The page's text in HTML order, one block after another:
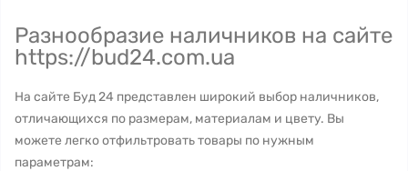
Разнообразие наличников на сайте
https://bud24.com.ua
На сайте Буд 24 представлен широкий выбор наличников,
отличающихся по размерам, материалам и цвету. Вы
можете легко отфильтровать товары по нужным
параметрам: